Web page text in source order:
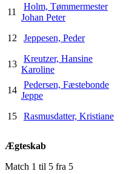
11
Holm, Tømmermester
Johan Peter
12 Jeppesen, Peder
13
Kreutzer, Hansine
Karoline
14
Pedersen, Fæstebonde
Jeppe
15 Rasmusdatter, Kristiane
Ægteskab
Match 1 til 5 fra 5